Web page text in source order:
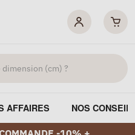
AFFAIRES NOS